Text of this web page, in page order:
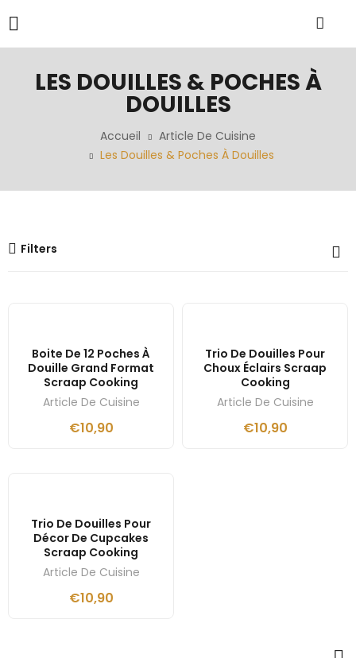
LES DOUILLES & POCHES À
DOUILLES
Accueil
Article De Cuisine
Les Douilles & Poches À Douilles
Filters
Boite De 12 Poches À
Douille Grand Format
Scraap Cooking
Article De Cuisine
€10,90
Trio De Douilles Pour
Choux Éclairs Scraap
Cooking
Article De Cuisine
€10,90
Trio De Douilles Pour
Décor De Cupcakes
Scraap Cooking
Article De Cuisine
€10,90